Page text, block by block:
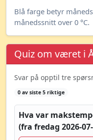
Blå farge betyr
månedssnitt over 0 °C.
Quiz om været i
Svar på opptil tre
0 av siste 5 riktige
Hva var
(fra fredag 2026-